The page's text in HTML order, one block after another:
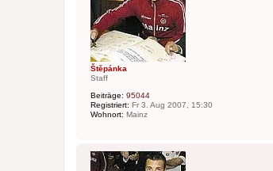
Štěpánka
Staff
Beiträge: 95044
Registriert: Fr 3. Aug 2007, 15:30
Wohnort: Mainz